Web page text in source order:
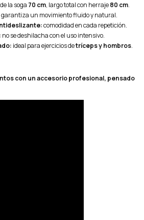
la soga 70 cm, largo total con herraje80 cm.
garantiza un movimiento fluido y natural.
comodidad en cada repetición.
no se deshilacha con el uso intensivo.
ideal para ejercicios detríceps y hombros.
con un accesorio profesional, pensado